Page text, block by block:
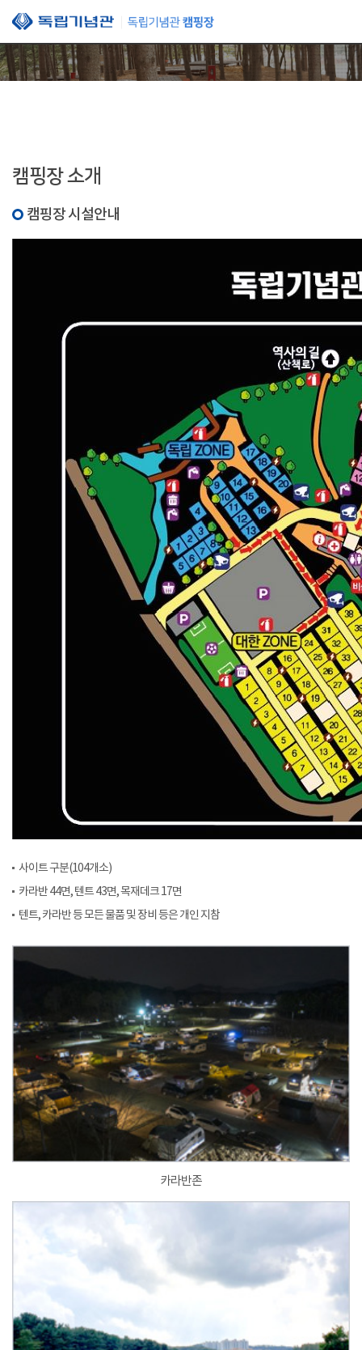
본문 바로가기
캠핑장 소개
캠핑장 시설안내
사이트 구분(104개소)
카라반 44면, 텐트 43면, 목재데크 17면
텐트, 카라반 등 모든 물품 및 장비 등은 개인 지참
카라반존